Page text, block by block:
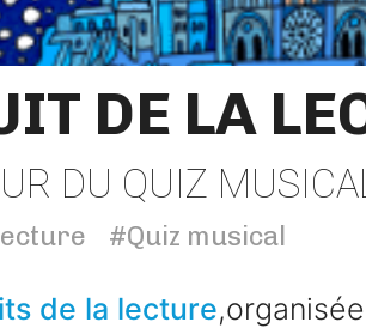
DE LA
DU QUIZ
#Quiz musical
de la lecture